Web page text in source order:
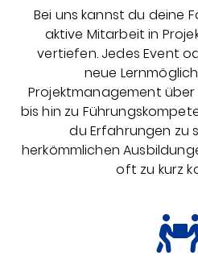
Bei uns kannst du deine
aktive Mitarbeit in
vertiefen. Jedes Event
neue
Projektmanagement
bis hin zu
du Erfahrungen zu
herkömmlichen
oft zu kurz